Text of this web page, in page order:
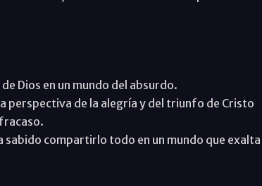
Dios en un mundo del absurdo.
perspectiva de la alegría y del triunfo de Cristo
compartirlo todo en un mundo que exalta